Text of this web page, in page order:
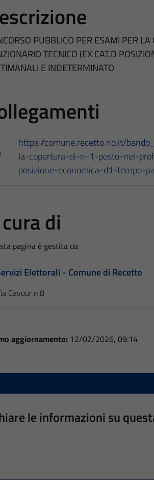
PUBBLICO PER ESAMI PER
TECNICO (EX CAT.D
E INDETERMINATO
https://comune.recetto.no.it/
la-copertura-di-n-1-posto-nel-
posizione-economica-d1-tempo-
di
pagina è gestita da
Elettorali - Comune di Recetto
Cavour n.8
aggiornamento: 12/02/2026, 09:14
le informazioni su